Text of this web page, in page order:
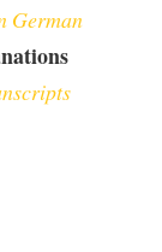
German